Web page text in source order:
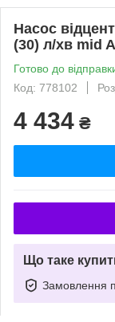
Насос
(30) л/хв mid
Готово до
Код: 778102
4 434 ₴
Що таке
Замовлення